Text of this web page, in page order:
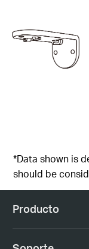
*Data shown is
should be
Producto